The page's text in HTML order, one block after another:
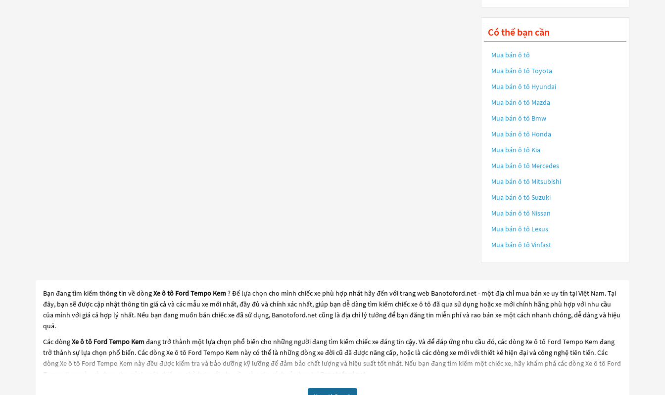
Có thể bạn cần
Mua bán ô tô
Mua bán ô tô Toyota
Mua bán ô tô Hyundai
Mua bán ô tô Mazda
Mua bán ô tô Bmw
Mua bán ô tô Honda
Mua bán ô tô Kia
Mua bán ô tô Mercedes
Mua bán ô tô Mitsubishi
Mua bán ô tô Suzuki
Mua bán ô tô Nissan
Mua bán ô tô Lexus
Mua bán ô tô Vinfast
Bạn đang tìm kiếm thông tin về dòngXe ô tô Ford Tempo Kem? Để lựa chọn cho mình chiếc xe phù hợp nhất hãy đến với trang web Banotoford.net - một địa chỉ mua bán xe uy tín tại Việt Nam. Tại
đây, bạn sẽ được cập nhật thông tin giá cả và các mẫu xe mới nhất, đầy đủ và chính xác nhất, giúp bạn dễ dàng tìm kiếm chiếc xe ô tô đã qua sử dụng hoặc xe mới chính hãng phù hợp với nhu cầu
của mình với giá cả hợp lý nhất. Nếu bạn đang muốn bán chiếc xe đã sử dụng, Banotoford.net cũng là địa chỉ lý tưởng để bạn đăng tin miễn phí và rao bán xe một cách nhanh chóng, dễ dàng và hiệu
quả.
Các dòngXe ô tô Ford Tempo Kemđang trở thành một lựa chọn phổ biến cho những người đang tìm kiếm chiếc xe đáng tin cậy. Và để đáp ứng nhu cầu đó, các dòngXe ô tô Ford Tempo Kem đang
trở thành sự lựa chọn phổ biến. Các dòngXe ô tô Ford Tempo Kem này có thể là những dòng xe đời cũ đã được nâng cấp, hoặc là các dòng xe mới với thiết kế hiện đại và công nghệ tiên tiến. Các
dòngXe ô tô Ford Tempo Kem này đều được kiểm tra và bảo dưỡng kỹ lưỡng để đảm bảo chất lượng và hiệu suất tốt nhất. Nếu bạn đang tìm kiếm một chiếc xe, hãy khám phá các dòngXe ô tô Ford
này và chọn cho mình một chiếc xe phù hợp với nhu cầu và ngân sách của bạn tại Banotoford.net